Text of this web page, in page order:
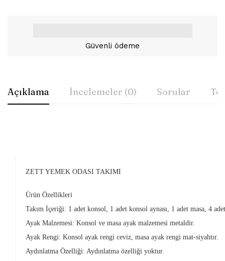
Güvenli ödeme
Açıklama İncelemeler (0) Sorular
ZETT YEMEK ODASI TAKIMI
Ürün Özellikleri
Takım İçeriği: 1 adet konsol, 1 adet konsol aynası, 1 adet masa, 4
Ayak Malzemesi: Konsol ve masa ayak malzemesi metaldir.
Ayak Rengi: Konsol ayak rengi ceviz, masa ayak rengi mat-siyahtır.
Aydınlatma Özelliği: Aydınlatma özelliği yoktur.